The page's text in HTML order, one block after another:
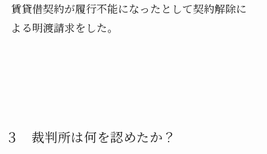
賃貸借契約が履行不能になったとして契約解除に
よる明渡請求を した。
３ 裁判所は何を認めたか？